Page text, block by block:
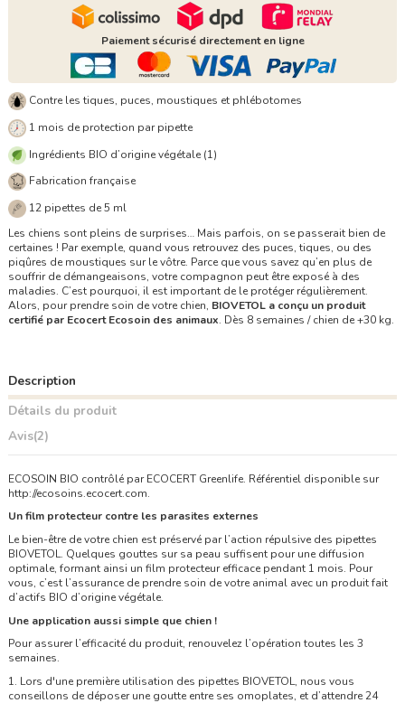
Paiement sécurisé directement en ligne
Contre les tiques, puces, moustiques et phlébotomes
1 mois de protection par pipette
Ingrédients BIO d’origine végétale (1)
Fabrication française
12 pipettes de 5 ml
Les chiens sont pleins de surprises… Mais parfois, on se passerait bien de
certaines ! Par exemple, quand vous retrouvez des puces, tiques, ou des
piqûres de moustiques sur le vôtre. Parce que vous savez qu’en plus de
souffrir de démangeaisons, votre compagnon peut être exposé à des
maladies. C’est pourquoi, il est important de le protéger régulièrement.
Alors, pour prendre soin de votre chien, BIOVETOL a conçu un produit
certifié par Ecocert Ecosoin des animaux. Dès 8 semaines / chien de +30 kg.
Description
Détails du produit
Avis(2)
ECOSOIN BIO contrôlé par ECOCERT Greenlife. Référentiel disponible sur
http://ecosoins.ecocert.com.
Un film protecteur contre les parasites externes
Le bien-être de votre chien est préservé par l’action répulsive des pipettes
BIOVETOL. Quelques gouttes sur sa peau suffisent pour une diffusion
optimale, formant ainsi un film protecteur efficace pendant 1 mois. Pour
vous, c’est l’assurance de prendre soin de votre animal avec un produit fait
d’actifs BIO d’origine végétale.
Une application aussi simple que chien !
Pour assurer l’efficacité du produit, renouvelez l’opération toutes les 3
semaines.
1. Lors d'une première utilisation des pipettes BIOVETOL, nous vous
conseillons de déposer une goutte entre ses omoplates, et d’attendre 24